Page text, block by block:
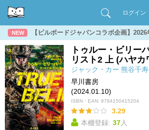
ログイン
NEW 【ビルボードジャパンコラボ企画】
トゥルー・ビリー
リスト2 上 (ハヤカ
ジャック・カー 熊谷千寿
早川書房
(2024.01.10)
ISBN・EAN: 9784150415204
3.29
本棚登録: 37人